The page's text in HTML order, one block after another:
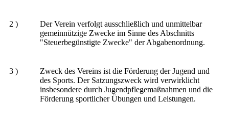
2 )
Der Verein verfolgt ausschließlich und unmittelbar
gemeinnützige Zwecke im Sinne des Abschnitts
"Steuerbegünstigte Zwecke" der Abgabenordnung.
3 )
Zweck des Vereins ist die Förderung der Jugend und
des Sports. Der Satzungszweck wird verwirklicht
insbesondere durch Jugendpflegemaßnahmen und die
Förderung sportlicher Übungen und Leistungen.